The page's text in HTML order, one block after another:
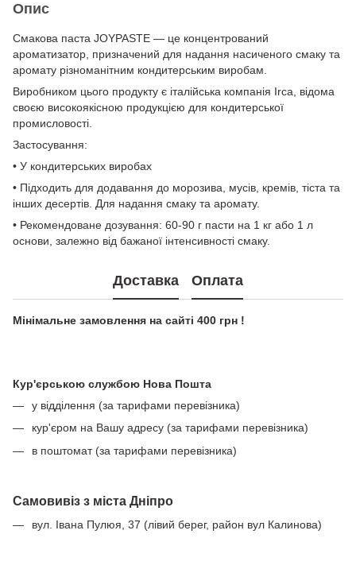
Опис
Смакова паста JOYPASTE — це концентрований
ароматизатор, призначений для надання насиченого смаку та
аромату різноманітним кондитерським виробам.
Виробником цього продукту є італійська компанія Irca, відома
своєю високоякісною продукцією для кондитерської
промисловості.
Застосування:
• У кондитерських виробах
• Підходить для додавання до морозива, мусів, кремів, тіста та
інших десертів. Для надання смаку та аромату.
• Рекомендоване дозування: 60-90 г пасти на 1 кг або 1 л
основи, залежно від бажаної інтенсивності смаку.
Доставка Оплата
Мінімальне замовлення на сайті 400 грн !
Кур'єрською службою Нова Пошта
у відділення (за тарифами перевізника)
кур'єром на Вашу адресу (за тарифами перевізника)
в поштомат (за тарифами перевізника)
Самовивіз з міста Дніпро
вул. Івана Пулюя, 37 (лівий берег, район вул Калинова)